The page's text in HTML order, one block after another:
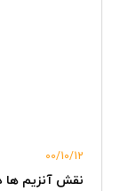
00/10/12
نقش آنزیم ها